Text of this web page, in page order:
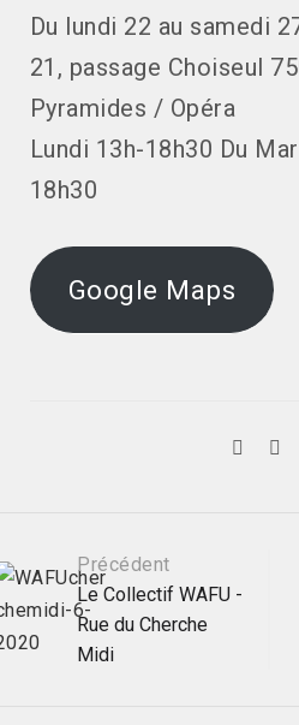
Du lundi 22 au samedi
21, passage Choiseul
Pyramides / Opéra
Lundi 13h-18h30 Du
18h30
Google Maps
Précédent
Le Collectif WAFU -
Rue du Cherche
Midi